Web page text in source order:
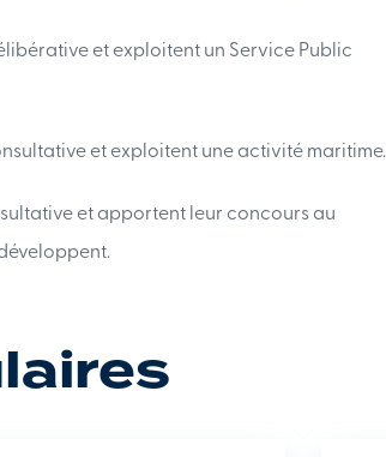
et exploitent un Service Public
et exploitent une activité maritime.
et apportent leur concours au